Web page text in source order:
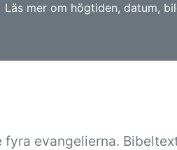
Läs mer om högtiden, datum,
evangelierna.